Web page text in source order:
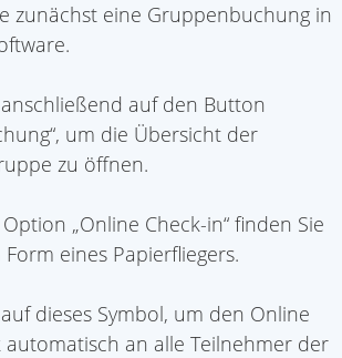
zunächst eine Gruppenbuchung in
anschließend auf den Button
um die Übersicht der
zu öffnen.
„Online Check-in“ finden Sie
eines Papierfliegers.
dieses Symbol, um den Online
automatisch an alle Teilnehmer der